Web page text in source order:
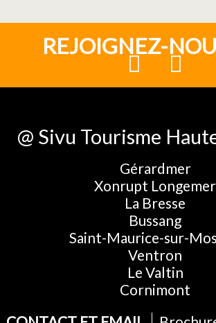
REJOIGNEZ-
@ Sivu Tourisme
Gérardmer
Xonrupt Longemer
La Bresse
Bussang
Saint-Maurice-sur-
Ventron
Le Valtin
Cornimont